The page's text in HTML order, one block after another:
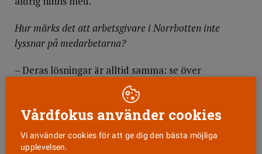
Hur märks det att arbetsgivare i Norrbotten inte
lyssnar på medarbetarna?
– Deras lösningar är alltid samma: se över
verksamheten och hur befintlig personal kan
användas på ett effektivare sätt. De vill att vi ska
springa snabbare och vårda fler patienter. En
medlem i gruppen berättade om ett möte där det
diskuterades att sjuksköterskorna på vårdcentralen
Vårdfokus använder cookies
Vi använder cookies för att ge dig den bästa möjliga
upplevelsen.